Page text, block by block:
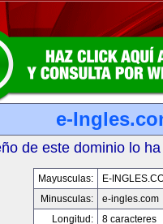
e-
de este dominio lo
Mayusculas:
E-
Minusculas:
e-ingles.com
Longitud:
8 caracteres